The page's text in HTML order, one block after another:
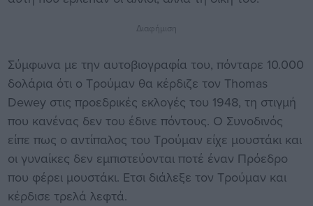
Διαφήμιση
Σύμφωνα με την αυτοβιογραφία του, πόνταρε 10.000
δολάρια ότι ο Τρούμαν θα κέρδιζε τον Thomas
Dewey στις προεδρικές εκλογές του 1948, τη στιγμή
που κανένας δεν του έδινε πόντους. Ο Συνοδινός
είπε πως ο αντίπαλος του Τρούμαν είχε μουστάκι και
οι γυναίκες δεν εμπιστεύονται ποτέ έναν Πρόεδρο
που φέρει μουστάκι. Ετσι διάλεξε τον Τρούμαν και
κέρδισε τρελά λεφτά.